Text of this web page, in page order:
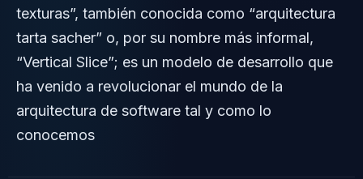
texturas”, también conocida como “arquitectura
tarta sacher” o, por su nombre más informal,
“Vertical Slice”; es un modelo de desarrollo que
ha venido a revolucionar el mundo de la
arquitectura de software tal y como lo
conocemos